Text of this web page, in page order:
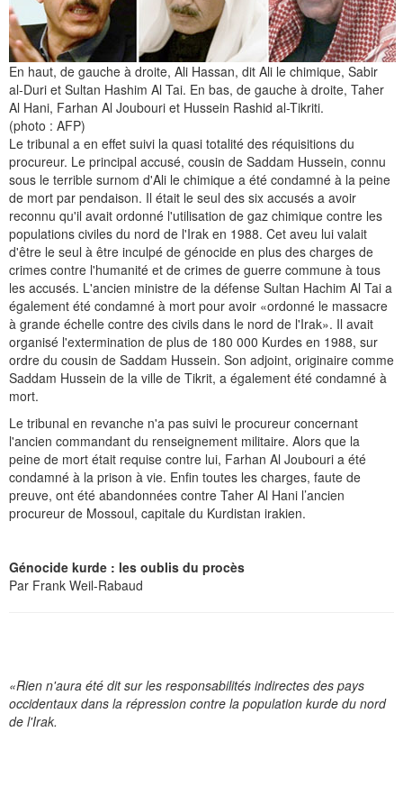
En haut, de gauche à droite, Ali Hassan, dit Ali le chimique, Sabir
al-Duri et Sultan Hashim Al Tai. En bas, de gauche à droite, Taher
Al Hani, Farhan Al Joubouri et Hussein Rashid al-Tikriti.
(photo : AFP)
Le tribunal a en effet suivi la quasi totalité des réquisitions du
procureur. Le principal accusé, cousin de Saddam Hussein, connu
sous le terrible surnom d'Ali le chimique a été condamné à la peine
de mort par pendaison. Il était le seul des six accusés a avoir
reconnu qu'il avait ordonné l'utilisation de gaz chimique contre les
populations civiles du nord de l'Irak en 1988. Cet aveu lui valait
d'être le seul à être inculpé de génocide en plus des charges de
crimes contre l'humanité et de crimes de guerre commune à tous
les accusés. L'ancien ministre de la défense Sultan Hachim Al Tai a
également été condamné à mort pour avoir «ordonné le massacre
à grande échelle contre des civils dans le nord de l'Irak». Il avait
organisé l'extermination de plus de 180 000 Kurdes en 1988, sur
ordre du cousin de Saddam Hussein. Son adjoint, originaire comme
Saddam Hussein de la ville de Tikrit, a également été condamné à
mort.
Le tribunal en revanche n'a pas suivi le procureur concernant
l'ancien commandant du renseignement militaire. Alors que la
peine de mort était requise contre lui, Farhan Al Joubouri a été
condamné à la prison à vie. Enfin toutes les charges, faute de
preuve, ont été abandonnées contre Taher Al Hani l’ancien
procureur de Mossoul, capitale du Kurdistan irakien.
Génocide kurde : les oublis du procès
Par Frank Weil-Rabaud
«Rien n'aura été dit sur les responsabilités indirectes des pays
occidentaux dans la répression contre la population kurde du nord
de l'Irak.